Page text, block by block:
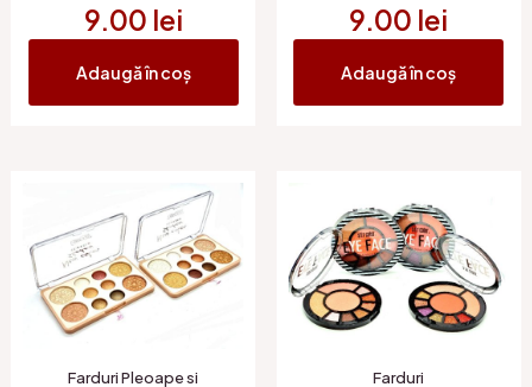
9.00 lei
Adaugă în coș
9.00 lei
Adaugă în coș
Farduri Pleoape si
Farduri